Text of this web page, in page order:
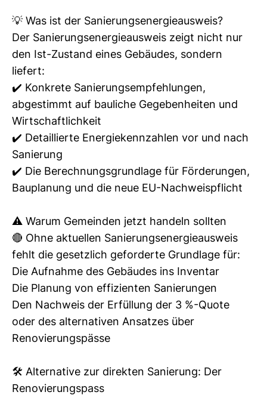
💡 Was ist der Sanierungsenergieausweis?
Der Sanierungsenergieausweis zeigt nicht nur
den Ist-Zustand eines Gebäudes, sondern
liefert:
✔️ Konkrete Sanierungsempfehlungen,
abgestimmt auf bauliche Gegebenheiten und
Wirtschaftlichkeit
✔️ Detaillierte Energiekennzahlen vor und nach
Sanierung
✔️ Die Berechnungsgrundlage für Förderungen,
Bauplanung und die neue EU-Nachweispflicht
⚠️ Warum Gemeinden jetzt handeln sollten
🔴 Ohne aktuellen Sanierungsenergieausweis
fehlt die gesetzlich geforderte Grundlage für:
Die Aufnahme des Gebäudes ins Inventar
Die Planung von effizienten Sanierungen
Den Nachweis der Erfüllung der 3 %-Quote
oder des alternativen Ansatzes über
Renovierungspässe
🛠️ Alternative zur direkten Sanierung: Der
Renovierungspass